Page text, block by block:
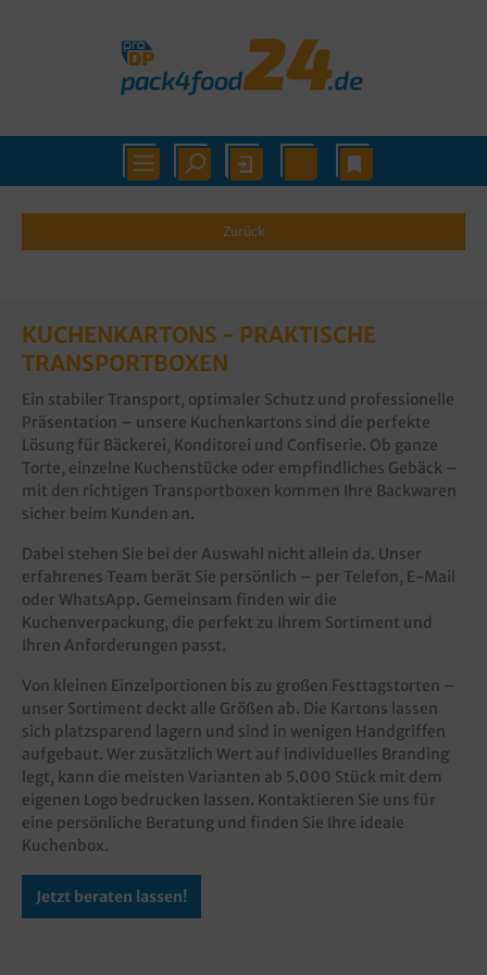
Zurück
KUCHENKARTONS - PRAKTISCHE
TRANSPORTBOXEN
Ein stabiler Transport, optimaler Schutz und professionelle
Präsentation – unsere Kuchenkartons sind die perfekte
Lösung für Bäckerei, Konditorei und Confiserie. Ob ganze
Torte, einzelne Kuchenstücke oder empfindliches Gebäck –
mit den richtigen Transportboxen kommen Ihre Backwaren
sicher beim Kunden an.
Dabei stehen Sie bei der Auswahl nicht allein da. Unser
erfahrenes Team berät Sie persönlich – per Telefon, E-Mail
oder WhatsApp. Gemeinsam finden wir die
Kuchenverpackung, die perfekt zu Ihrem Sortiment und
Ihren Anforderungen passt.
Von kleinen Einzelportionen bis zu großen Festtagstorten –
unser Sortiment deckt alle Größen ab. Die Kartons lassen
sich platzsparend lagern und sind in wenigen Handgriffen
aufgebaut. Wer zusätzlich Wert auf individuelles Branding
legt, kann die meisten Varianten ab 5.000 Stück mit dem
eigenen Logo bedrucken lassen. Kontaktieren Sie uns für
eine persönliche Beratung und finden Sie Ihre ideale
Kuchenbox.
Jetzt beraten lassen!